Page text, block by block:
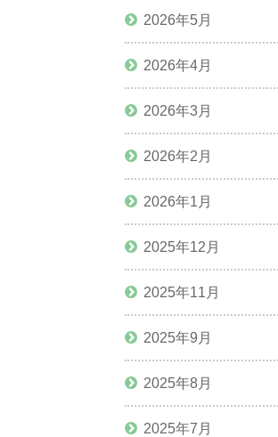
2026年5月
2026年4月
2026年3月
2026年2月
2026年1月
2025年12月
2025年11月
2025年9月
2025年8月
2025年7月